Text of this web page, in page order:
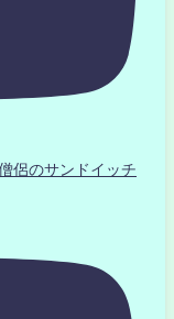
侶のサンドイッチ